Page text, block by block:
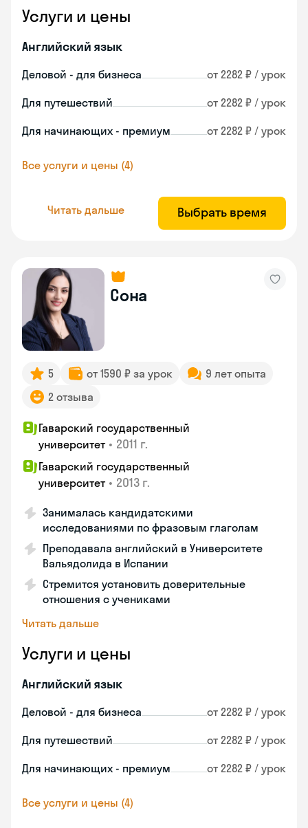
Услуги и цены
Английский язык
Деловой - для бизнеса от 2282 ₽ / урок
Для путешествий от 2282 ₽ / урок
Для начинающих - премиум от 2282 ₽ / урок
Все услуги и цены (4)
Читать дальше Выбрать время
Сона
5 от 1590 ₽ за урок
9 лет опыта
2 отзыва
Гаварский государственный
университет • 2011 г.
Гаварский государственный
университет • 2013 г.
Занималась кандидатскими
исследованиями по фразовым глаголам
Преподавала английский в Университете
Вальядолида в Испании
Стремится установить доверительные
отношения с учениками
Читать дальше
Услуги и цены
Английский язык
Деловой - для бизнеса от 2282 ₽ / урок
Для путешествий от 2282 ₽ / урок
Для начинающих - премиум от 2282 ₽ / урок
Все услуги и цены (4)